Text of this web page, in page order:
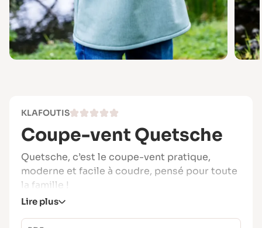
KLAFOUTIS
Coupe-vent Quetsche
Quetsche, c’est le coupe-vent pratique,
moderne et facile à coudre, pensé pour toute
la famille !
Avec son zip devant et sa grande poche
discrète, il se porte en toute saison et par
Lire plus